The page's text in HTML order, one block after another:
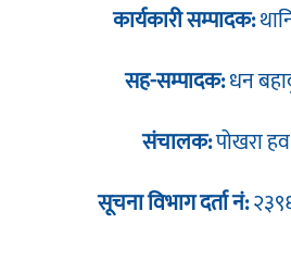
कार्यकारी सम्पादक:
सह-सम्पादक:धन
संचालक:पोखरा हव
सूचना विभाग दर्ता नं: